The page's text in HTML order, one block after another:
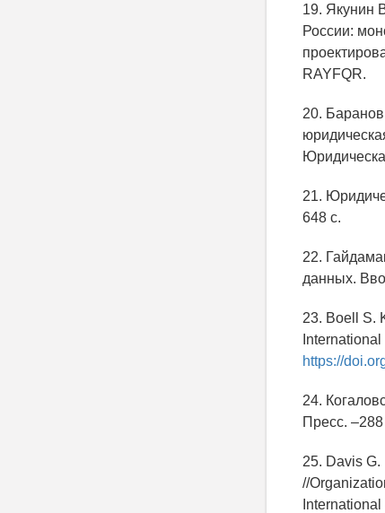
19. Якунин
России:
RAYFQR.
20.
21.
648 с.
22.
данных.
23. Boell S.
https://
24.
Пресс.
25. Davis
//